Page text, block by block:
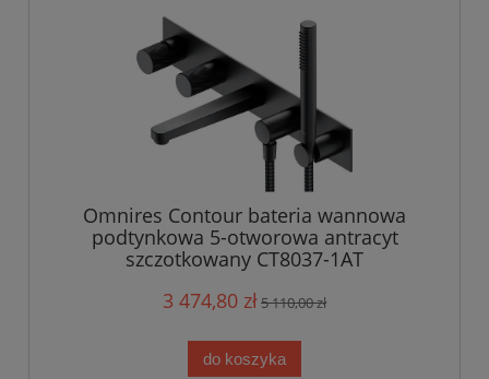
Omnires Contour bateria wannowa
podtynkowa 5-otworowa antracyt
szczotkowany CT8037-1AT
3 474,80 zł5 110,00 zł
do koszyka